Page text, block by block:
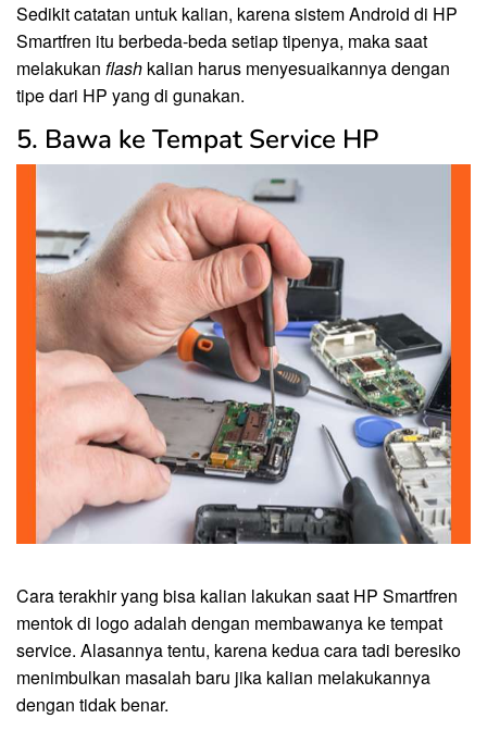
Sedikit catatan untuk kalian, karena sistem Android di HP
Smartfren itu berbeda-beda setiap tipenya, maka saat
melakukan flash kalian harus menyesuaikannya dengan
tipe dari HP yang di gunakan.
5. Bawa ke Tempat Service HP
Cara terakhir yang bisa kalian lakukan saat HP Smartfren
mentok di logo adalah dengan membawanya ke tempat
service. Alasannya tentu, karena kedua cara tadi beresiko
menimbulkan masalah baru jika kalian melakukannya
dengan tidak benar.